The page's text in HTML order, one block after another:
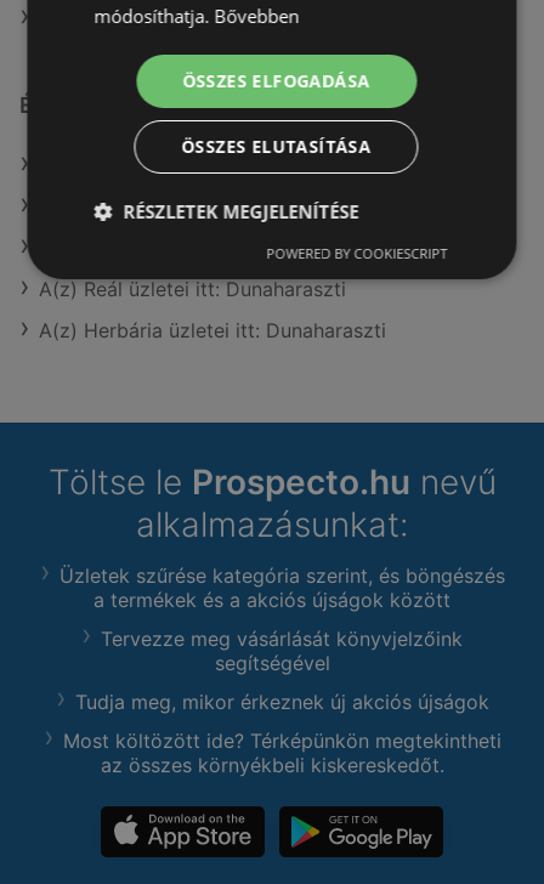
A(z) Praktiker ajánlatai
Érdeklődésre számot tartó elemek itt:
Auchan Magyarország kft. itt: Szolnoki
A(z) Coop üzletei itt: Dunaharaszti
A(z) Reál üzletei itt: Dunaharaszti
A(z) Herbária üzletei itt: Dunaharaszti
Töltse le Prospecto.hu nevű
alkalmazásunkat:
Üzletek szűrése kategória szerint, és böngészés
a termékek és a akciós újságok között
Tervezze meg vásárlását könyvjelzőink
segítségével
Tudja meg, mikor érkeznek új akciós újságok
Most költözött ide? Térképünkön megtekintheti
az összes környékbeli kiskereskedőt.
módosíthatja. Bővebben
ÖSSZES ELFOGADÁSA
ÖSSZES ELUTASÍTÁSA
RÉSZLETEK MEGJELENÍTÉSE
POWERED BY COOKIESCRIPT